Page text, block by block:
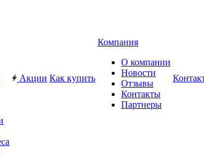
Акции Как купить
Компания
О компании
Новости
Отзывы
Контакты
Партнеры